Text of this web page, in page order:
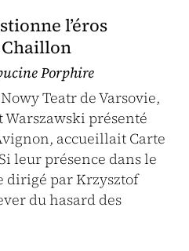
l’éros
Porphire
Teatr de Varsovie,
Warszawski présenté
accueillait Carte
leur présence dans le
par Krzysztof
du hasard des